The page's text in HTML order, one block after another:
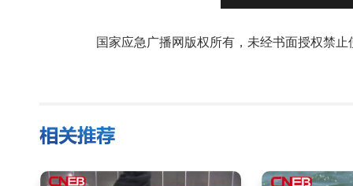
国家应急广播网版权所有，未经书面授权禁